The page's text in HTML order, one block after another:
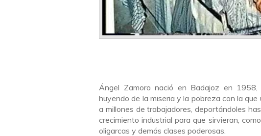
Ángel Zamoro nació en Badajoz en
huyendo de la miseria y la pobreza con la
a millones de trabajadores, deportándoles
crecimiento industrial para que sirvieran,
oligarcas y demás clases poderosas.